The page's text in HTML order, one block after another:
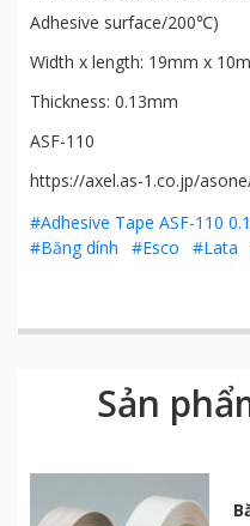
Adhesive surface/200℃)
Width x length: 19mm x 10m
Thickness: 0.13mm
ASF-110
https://axel.as-1.co.jp/
#Adhesive Tape ASF-110
#Băng dính
#Esco #Lata
Sản